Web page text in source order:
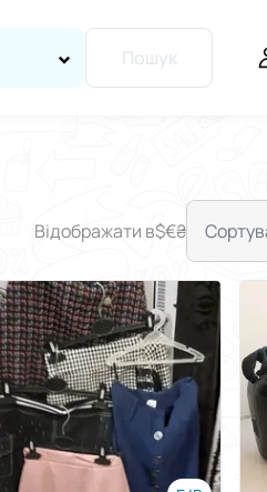
Пошук
Відображати в$€₴